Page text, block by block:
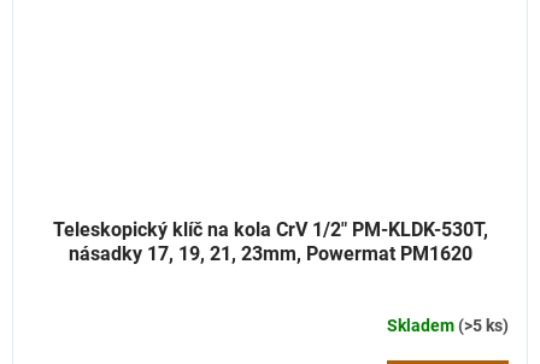
Teleskopický klíč na kola CrV 1/2" PM-KLDK-530T,
násadky 17, 19, 21, 23mm, Powermat PM1620
Skladem(>5 ks)